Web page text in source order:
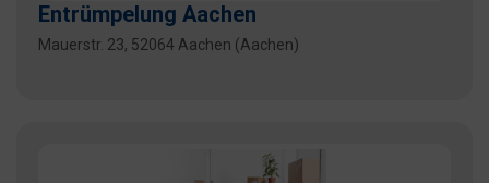
Entrümpelung Aachen
Mauerstr. 23, 52064 Aachen (Aachen)